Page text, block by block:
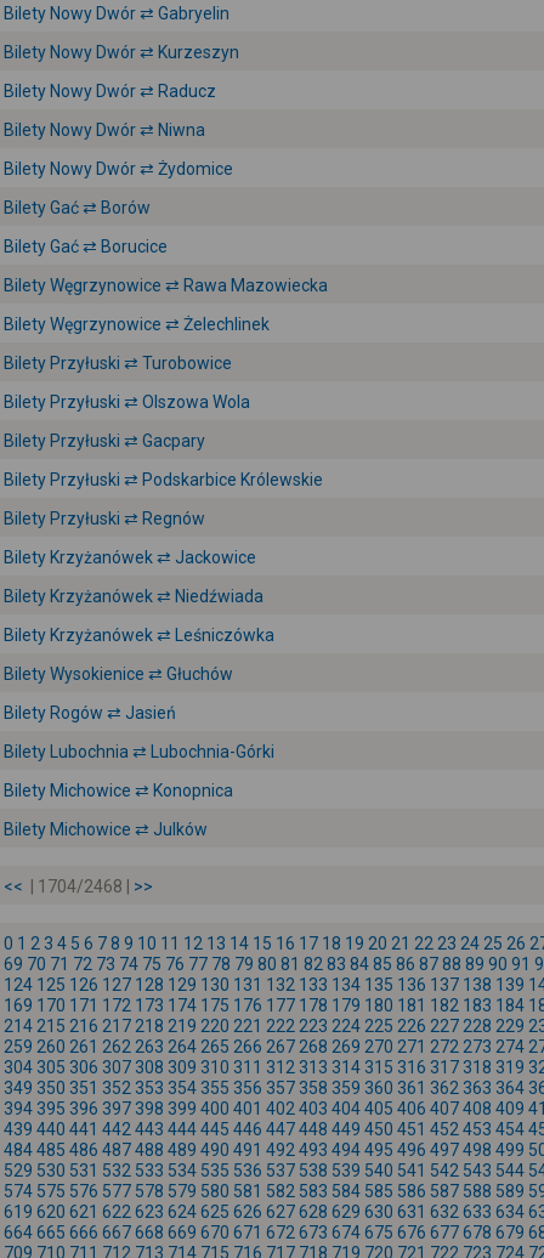
Bilety Nowy Dwór ⇄ Gabryelin
Bilety Nowy Dwór ⇄ Kurzeszyn
Bilety Nowy Dwór ⇄ Raducz
Bilety Nowy Dwór ⇄ Niwna
Bilety Nowy Dwór ⇄ Żydomice
Bilety Gać ⇄ Borów
Bilety Gać ⇄ Borucice
Bilety Węgrzynowice ⇄ Rawa Mazowiecka
Bilety Węgrzynowice ⇄ Żelechlinek
Bilety Przyłuski ⇄ Turobowice
Bilety Przyłuski ⇄ Olszowa Wola
Bilety Przyłuski ⇄ Gacpary
Bilety Przyłuski ⇄ Podskarbice Królewskie
Bilety Przyłuski ⇄ Regnów
Bilety Krzyżanówek ⇄ Jackowice
Bilety Krzyżanówek ⇄ Niedźwiada
Bilety Krzyżanówek ⇄ Leśniczówka
Bilety Wysokienice ⇄ Głuchów
Bilety Rogów ⇄ Jasień
Bilety Lubochnia ⇄ Lubochnia-Górki
Bilety Michowice ⇄ Konopnica
Bilety Michowice ⇄ Julków
<< | 1704/2468 | >>
0 1 2 3 4 5 6 78 9 10 11 12 13 14 15 16 17 18 19 20 21 22 23 24 25 26
69 70 71 72 73 74 75 76 77 78 79 80 81 82 83 8485 86 8788 89 90 91
124 125 126 127 128 129 130 131 132 133 134 135 136 137 138 139
169 170 171 172 173 174 175 176 177 178 179 180 181 182 183 184
214 215 216 217 218 219 220 221 222 223 224 225 226 227 228 229
259 260 261 262 263 264 265 266 267 268 269 270 271 272 273 274
304 305 306 307 308 309 310 311 312 313 314 315 316 317 318 319
349 350 351 352 353 354 355 356 357 358 359 360 361 362 363 364
394 395 396 397 398 399 400 401 402 403 404405 406 407408 409
439 440 441 442 443 444445 446 447448 449 450 451 452 453 454
484485 486 487488 489 490 491 492 493 494495 496 497498 499
529 530 531 532 533 534 535 536 537 538 539 540 541 542 543 544
574 575 576 577 578 579 580 581 582 583 584 585 586 587 588 589
619 620 621 622 623 624625 626 627628 629 630 631 632 633 634
664665 666 667668 669 670 671 672 673 674675 676 677678 679
709 710 711 712 713 714 715 716 717 718 719 720 721 722 723 724